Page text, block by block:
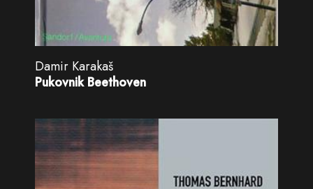
Damir Karakaš
Pukovnik Beethoven